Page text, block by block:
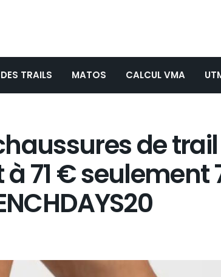
TRAILS MATOS CALCUL VMA
de trail
71 € seulement